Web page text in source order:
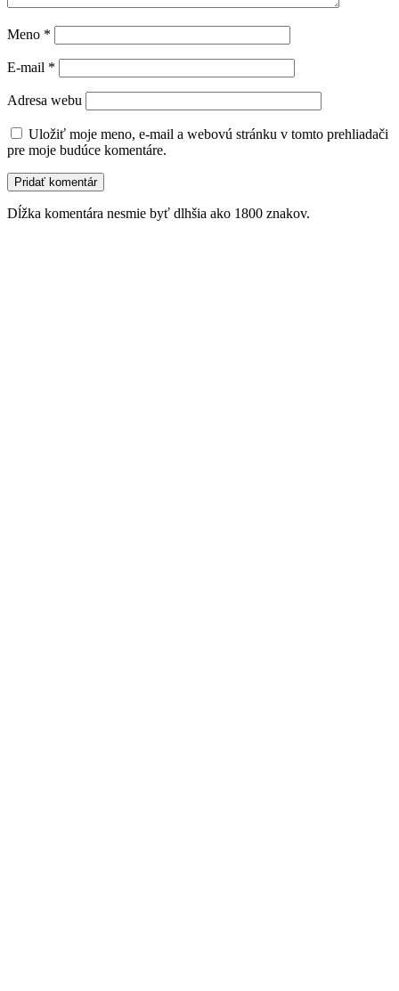
Meno *
E-mail *
Adresa webu
Uložiť moje meno, e-mail a webovú stránku v tomto prehliadači
pre moje budúce komentáre.
Dĺžka komentára nesmie byť dlhšia ako 1800 znakov.